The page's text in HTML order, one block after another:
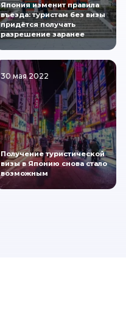
Япония изменит правила
въезда: туристам без визы
придётся получать
разрешение заранее
30 мая 2022
Получение туристической
визы в Японию снова стало
возможным